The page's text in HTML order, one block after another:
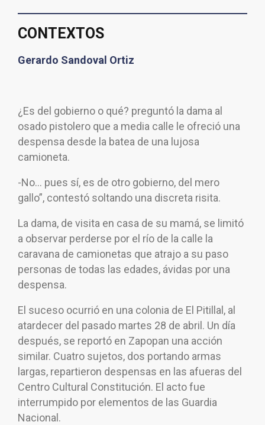
CONTEXTOS
Gerardo Sandoval Ortiz
¿Es del gobierno o qué? preguntó la dama al
osado pistolero que a media calle le ofreció una
despensa desde la batea de una lujosa
camioneta.
-No… pues sí, es de otro gobierno, del mero
gallo”, contestó soltando una discreta risita.
La dama, de visita en casa de su mamá, se limitó
a observar perderse por el río de la calle la
caravana de camionetas que atrajo a su paso
personas de todas las edades, ávidas por una
despensa.
El suceso ocurrió en una colonia de El Pitillal, al
atardecer del pasado martes 28 de abril. Un día
después, se reportó en Zapopan una acción
similar. Cuatro sujetos, dos portando armas
largas, repartieron despensas en las afueras del
Centro Cultural Constitución. El acto fue
interrumpido por elementos de las Guardia
Nacional.